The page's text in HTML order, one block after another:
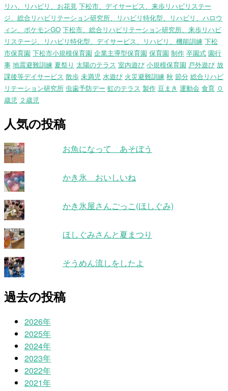
リハ、リハビリ、お花見 下松市、デイサービス、来歩リハビリステー
ジ、総合リハビリテーション研究所、リハビリ特化型、リハビリ、ハロウ
ィン、ポケモンGO 下松市、総合リハビリテーション研究所、来歩リハビ
リステージ、リハビリ特化型、デイサービス、リハビリ、機能訓練 下松
市保育園 下松市小規模保育園 企業主導型保育園 保育園 制作 卒園式 園行
事 地震避難訓練 夏祭り 太陽のテラス 室内遊び 小規模保育園 戸外遊び 放
課後等デイサービス 散歩 未満児 水遊び 火災避難訓練 秋 節分 総合リハビ
リテーション研究所 虫歯予防デー 虹のテラス 製作 豆まき 運動会 食育 ０
歳児 ２歳児
人気の投稿
お魚になって あそぼう
かき氷 おいしいね
かき氷屋さんごっこ(ほしぐみ)
ほしぐみさんと夏まつり
そうめん流しをしたよ
過去の投稿
2026年
2025年
2024年
2023年
2022年
2021年